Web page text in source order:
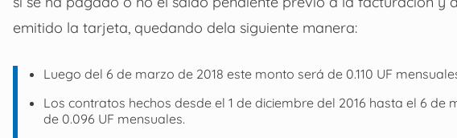
emitido la tarjeta, quedando dela siguiente manera:
Luego del 6 de marzo de 2018 este monto será de 0.110 UF
Los contratos hechos desde el 1 de diciembre del 2016 hasta el 6
de 0.096 UF mensuales.